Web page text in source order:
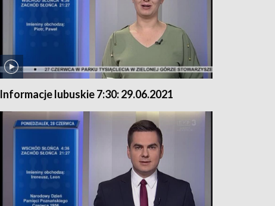
Informacje lubuskie 7:30: 29.06.2021